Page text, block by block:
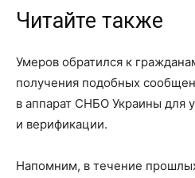
Читайте также
Умеров обратился к
получения подобных
в аппарат СНБО Украины для
и верификации.
Напомним, в течение